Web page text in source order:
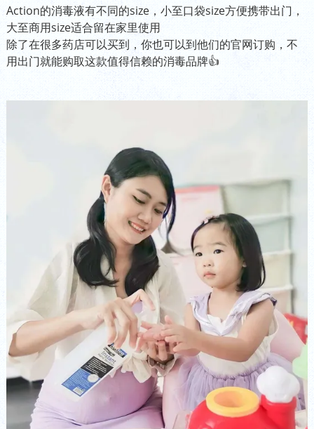
Action的消毒液有不同的size，小至口袋size方便携带出门，
大至商用size适合留在家里使用
除了在很多药店可以买到，你也可以到他们的官网订购，不
用出门就能购取这款值得信赖的消毒品牌👍